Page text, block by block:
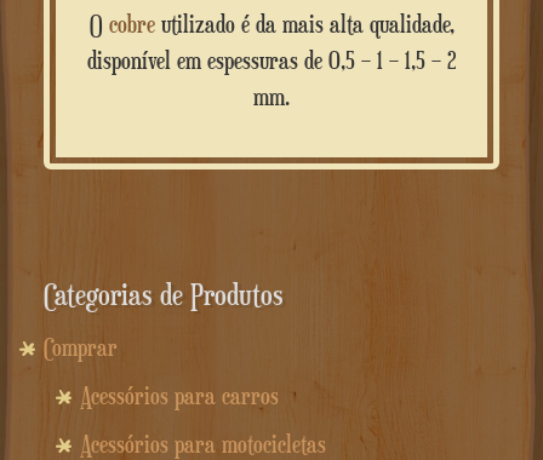
cobreutilizado é da mais alta qualidade,
disponível em espessuras de 0,5 – 1 – 1,5 – 2
mm.
Categorias de Produtos
Comprar
Acessórios para carros
Acessórios para motocicletas